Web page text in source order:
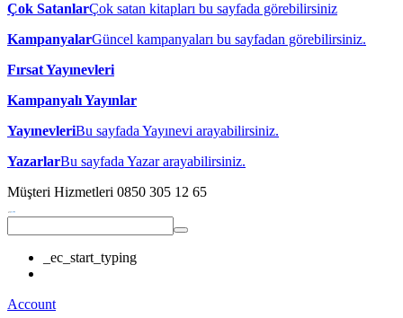
Çok SatanlarÇok satan kitapları bu sayfada görebilirsiniz
KampanyalarGüncel kampanyaları bu sayfadan görebilirsiniz.
Fırsat Yayınevleri
Kampanyalı Yayınlar
YayınevleriBu sayfada Yayınevi arayabilirsiniz.
YazarlarBu sayfada Yazar arayabilirsiniz.
Müşteri Hizmetleri 0850 305 12 65
_ec_start_typing
Account